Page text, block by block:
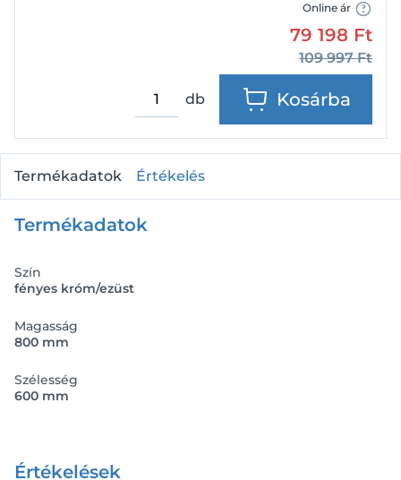
Online ár
79 198 Ft
109 997 Ft
db Kosárba
Termékadatok Értékelés
Termékadatok
Szín
fényes króm/ezüst
Magasság
800 mm
Szélesség
600 mm
Értékelések